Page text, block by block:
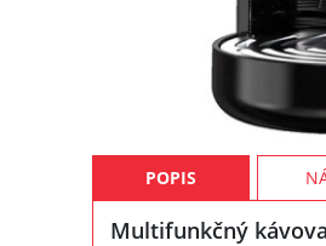
POPIS
Multifunkčný